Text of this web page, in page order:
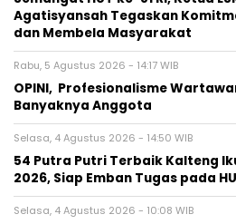
Agatisyansah Tegaskan
dan Membela Masyarakat
Rabu, 5 Agustus 2026 - 14:17 WIB
OPINI, Profesionalisme
Banyaknya Anggota
Selasa, 4 Agustus 2026 - 14:50 WIB
54 Putra Putri Terbaik Kalteng
2026, Siap Emban Tugas pada
Selasa, 4 Agustus 2026 - 10:08 WIB